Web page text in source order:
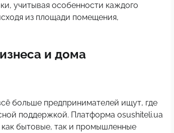
учитывая особенности каждого
из площади помещения,
и дома
больше предпринимателей ищут, где
поддержкой. Платформа osushiteli.ua
бытовые, так и промышленные